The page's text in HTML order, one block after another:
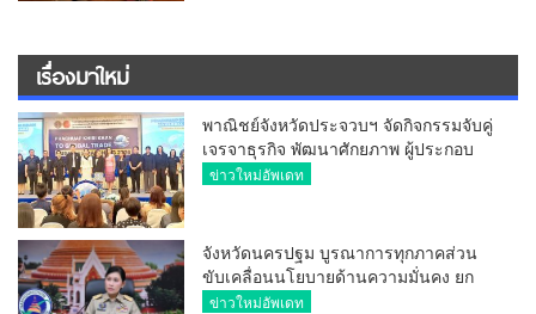
เรื่องมาใหม่
พาณิชย์จังหวัดประจวบฯ จัดกิจกรรมจับคู่
เจรจาธุรกิจ พัฒนาศักยภาพ ผู้ประกอบ
การ ขยายช่องทางการค้า สู่การค้า
ข่าวใหม่อัพเดท
จังหวัดนครปฐม บูรณาการทุกภาคส่วน
ขับเคลื่อนนโยบายด้านความมั่นคง ยก
ระดับการป้องกันอาชญากรรมทาง
ข่าวใหม่อัพเดท